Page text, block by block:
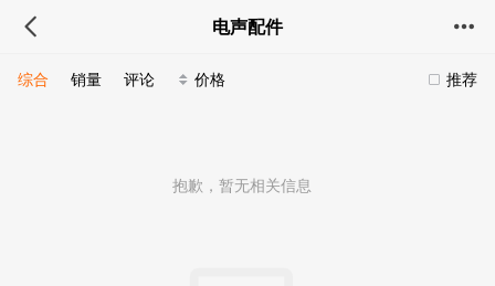
电声配件
推荐
综合 销量 评论 价格
抱歉，暂无相关信息